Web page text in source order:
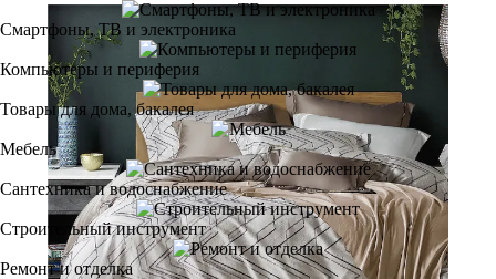
Смартфоны, ТВ и электроника
Компьютеры и периферия
Товары для дома, бакалея
Мебель
Сантехника и водоснабжение
Строительный инструмент
Ремонт и отделка